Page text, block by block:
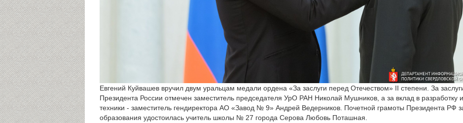
Евгений Куйвашев вручил двум уральцам медали ордена «За заслуги перед Отечеством» II степени. За
Президента России отмечен заместитель председателя УрО РАН Николай Мушников, а за вклад в разработку
техники - заместитель гендиректора АО «Завод № 9» Андрей Ведерников. Почетной грамоты Президента РФ
образования удостоилась учитель школы № 27 города Серова Любовь Поташная.